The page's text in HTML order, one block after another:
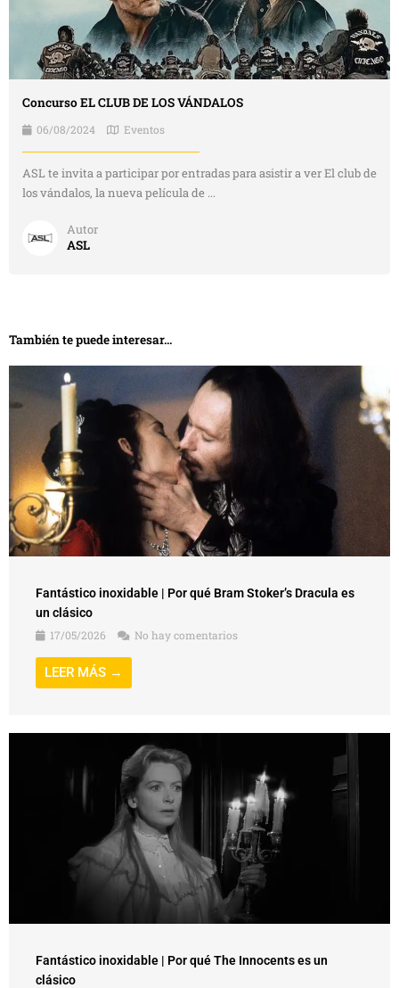
Concurso EL CLUB DE LOS VÁNDALOS
06/08/2024 Eventos
ASL te invita a participar por entradas para asistir a ver El club de
los vándalos, la nueva película de ...
Autor
ASL
También te puede interesar...
Fantástico inoxidable | Por qué Bram Stoker’s Dracula es
un clásico
17/05/2026
No hay comentarios
LEER MÁS →
Fantástico inoxidable | Por qué The Innocents es un
clásico